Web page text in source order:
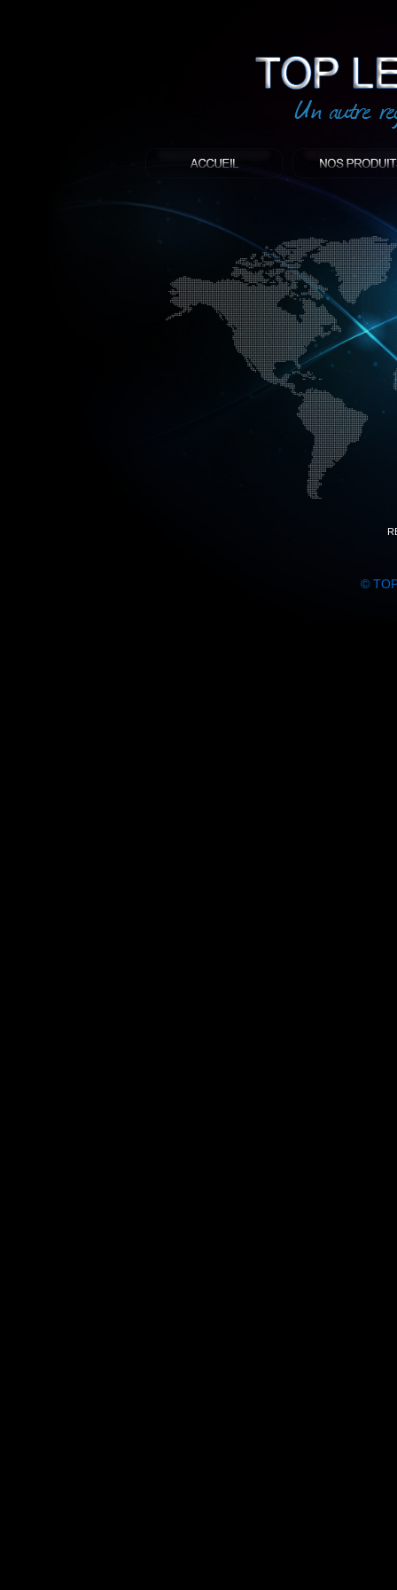
©
: Top led world
Produit décoratif led
Objet publicitaire led
éclairage blanc led
Enseigne publicitaire
Fabriquant et distributeur français
gamme à base de LED.
led, Topledworld, top led world, top
économie énergie, edf, lumière,